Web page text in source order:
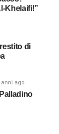
Khelaifi!”
di
anni ago